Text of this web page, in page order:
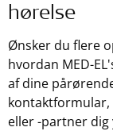
hørelse
Ønsker du flere
hvordan MED-
af dine
kontaktformular,
eller -partner